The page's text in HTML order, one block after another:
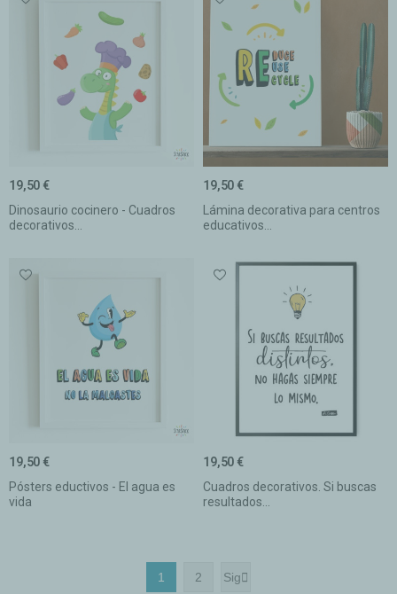
Dinosaurio cocinero - Cuadros
decorativos...
19,50 €
Lámina decorativa para centros
educativos...
19,50 €
Pósters eductivos - El agua es
vida
19,50 €
Cuadros decorativos. Si buscas
resultados...
19,50 €
1 2 Sig